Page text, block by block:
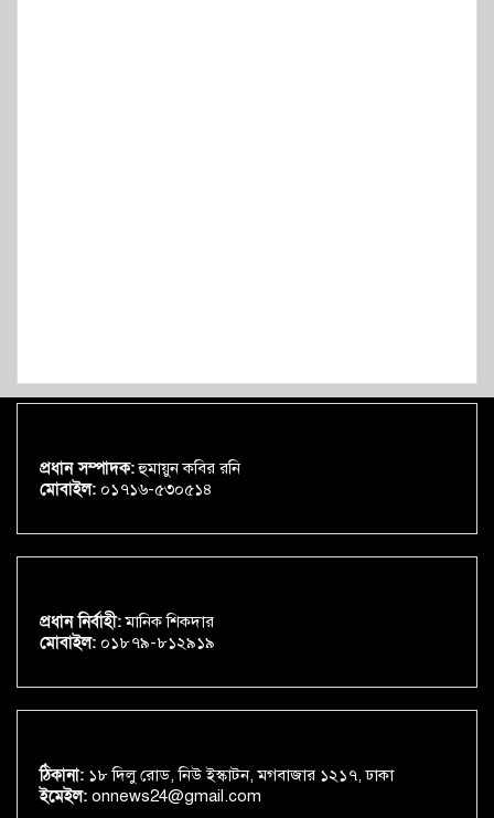
প্রধান সম্পাদক:হুমায়ুন কবির রনি
মোবাইল: ০১৭১৬-৫৩০৫১৪
প্রধান নির্বাহী:মানিক শিকদার
মোবাইল: ০১৮৭৯-৮১২৯১৯
ঠিকানা: ১৮ দিলু রোড, নিউ ইস্কাটন, মগবাজার ১২১৭, ঢাকা
ইমেইল: onnews24@gmail.com